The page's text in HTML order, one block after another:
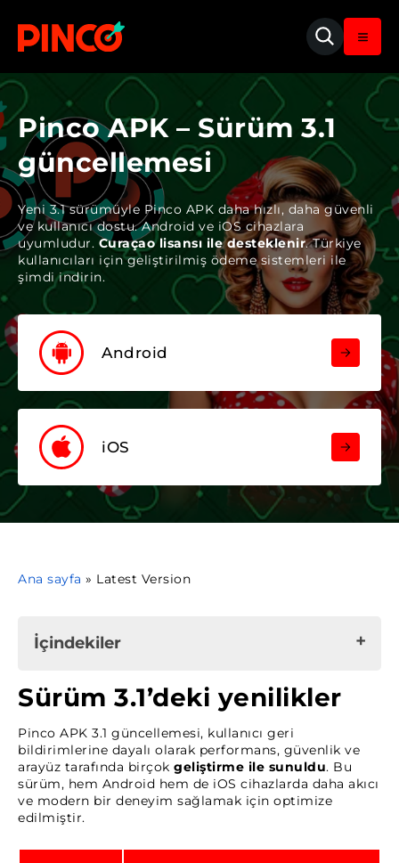
Pinco APK – Sürüm 3.1
güncellemesi
Yeni 3.1 sürümüyle Pinco APK daha hızlı, daha güvenli
ve kullanıcı dostu. Android ve iOS cihazlara
uyumludur. Curaçao lisansı ile desteklenir. Türkiye
kullanıcıları için geliştirilmiş ödeme sistemleri ile
şimdi indirin.
Android
iOS
Ana sayfa » Latest Version
İçindekiler
Sürüm 3.1’deki yenilikler
Güncelleme nasıl yapılır?
Yeni versiyonun avantajları
Desteklenen cihazlar ve sistem gereksinimleri
Sürüm 3.1’deki yenilikler
Pinco APK 3.1 güncellemesi, kullanıcı geri
bildirimlerine dayalı olarak performans, güvenlik ve
arayüz tarafında birçok geliştirme ile sunuldu. Bu
sürüm, hem Android hem de iOS cihazlarda daha akıcı
ve modern bir deneyim sağlamak için optimize
edilmiştir.